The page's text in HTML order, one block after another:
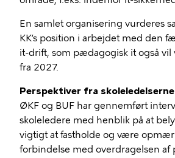
En samlet organisering vurderes
KK’s position i arbejdet med den
it-drift, som pædagogisk it også vil
fra 2027.
Perspektiver fra skoleledelserne
ØKF og BUF har gennemført
skoleledere med henblik på at
vigtigt at fastholde og være
forbindelse med overdragelsen